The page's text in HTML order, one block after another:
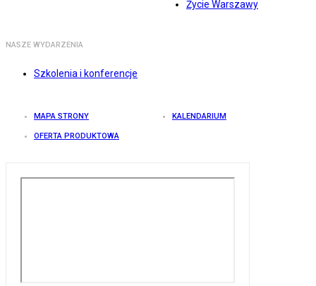
Życie Warszawy
NASZE WYDARZENIA
Szkolenia i konferencje
MAPA STRONY KALENDARIUM
OFERTA PRODUKTOWA